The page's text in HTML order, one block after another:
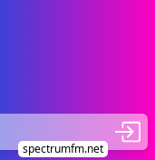
spectrumfm.net